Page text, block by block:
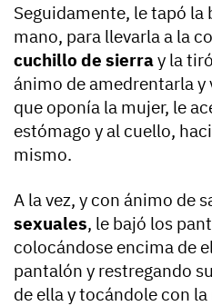
Seguidamente, le tapó la
mano, para llevarla a la
cuchillo de sierray la
ánimo de amedrentarla y
que oponía la mujer, le
estómago y al cuello,
mismo.
A la vez, y con ánimo de
sexuales, le bajó los
colocándose encima de
pantalón y restregando
de ella y tocándole con